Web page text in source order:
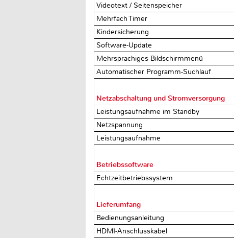
Videotext / Seitenspeicher
Mehrfach Timer
Kindersicherung
Software-Update
Mehrsprachiges Bildschirmmenü
Automatischer Programm-Suchlauf
Netzabschaltung und Stromversorgung
Leistungsaufnahme im Standby
Netzspannung
Leistungsaufnahme
Betriebssoftware
Echtzeitbetriebssystem
Lieferumfang
Bedienungsanleitung
HDMI-Anschlusskabel